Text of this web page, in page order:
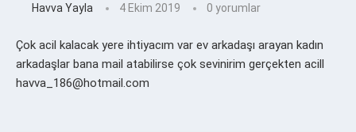
Havva Yayla 4 Ekim 2019 0 yorumlar
Çok acil kalacak yere ihtiyacım var ev arkadaşı arayan kadın
arkadaşlar bana mail atabilirse çok sevinirim gerçekten acill
havva_186@hotmail.com